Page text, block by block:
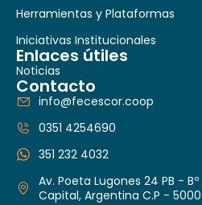
Herramientas y Plataformas
Iniciativas Institucionales
Enlaces útiles
Noticias
Contacto
info@fecescor.coop
0351 4254690
351 232 4032
Av. Poeta Lugones 24 PB -
Capital, Argentina C.P - 5000